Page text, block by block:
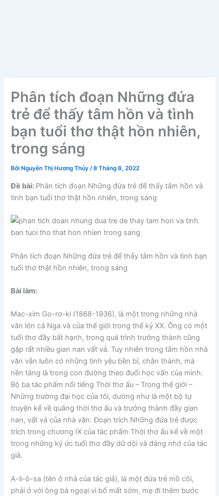
Phân tích đoạn Những đứa
trẻ để thấy tâm hồn và tình
bạn tuổi thơ thật hồn nhiên,
trong sáng
Bởi Nguyễn Thị Hương Thủy/8 Tháng 8, 2022
Đề bài: Phân tích đoạn Những đứa trẻ để thấy tâm hồn và
tình bạn tuổi thơ thật hồn nhiên, trong sáng
Phân tích đoạn Những đứa trẻ để thấy tâm hồn và tình bạn
tuổi thơ thật hồn nhiên, trong sáng
Bài làm:
Mac-xim Go-rơ-ki (1868-1936), là một trong những nhà
văn lớn cả Nga và của thế giới trong thế kỷ XX. Ông có một
tuổi thơ đầy bất hạnh, trong quá trình trưởng thành cũng
gặp rất nhiều gian nan vất vả. Tuy nhiên trong tâm hồn nhà
văn vẫn luôn có những tình yêu bền bỉ, chân thành, mà
nền tảng là trong con đường theo đuổi học vấn của mình.
Bộ ba tác phẩm nổi tiếng Thời thơ ấu – Trong thế giới –
Những trường đại học của tôi, dường như là một bộ tự
truyện kể về quãng thời thơ ấu và trưởng thành đầy gian
nan, vất vả của nhà văn. Đoạn trích Những đứa trẻ được
trích trong chương IX của tác phẩm Thời thơ ấu kể về một
trong những ký ức tuổi thơ đầy dữ dội và đáng nhớ của tác
giả.
A-li-ô-sa (tên ở nhà của tác giả), là một đứa trẻ mồ côi,
phải ở với ông bà ngoại vì bố mất sớm, mẹ đi thêm bước